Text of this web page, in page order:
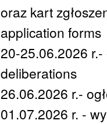
oraz kart
application forms
20-25.06.2026
deliberations
26.06.2026 r.-
01.07.2026 r. -